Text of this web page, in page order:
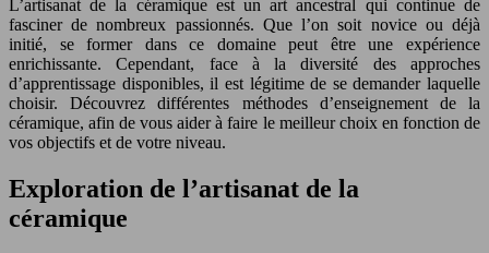
L’artisanat de la céramique est un art ancestral qui continue de
fasciner de nombreux passionnés. Que l’on soit novice ou déjà
initié, se former dans ce domaine peut être une expérience
enrichissante. Cependant, face à la diversité des approches
d’apprentissage disponibles, il est légitime de se demander laquelle
choisir. Découvrez différentes méthodes d’enseignement de la
céramique, afin de vous aider à faire le meilleur choix en fonction de
vos objectifs et de votre niveau.
Exploration de l’artisanat de la
céramique